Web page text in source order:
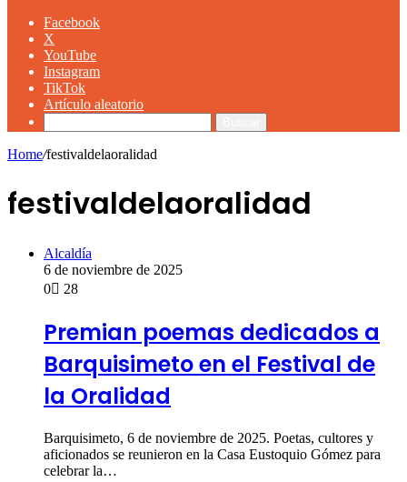
Facebook
X
YouTube
Instagram
TikTok
Artículo aleatorio
Home/festivaldelaoralidad
festivaldelaoralidad
Alcaldía
6 de noviembre de 2025
0
28
Premian poemas dedicados a
Barquisimeto en el Festival de
la Oralidad
Barquisimeto, 6 de noviembre de 2025. Poetas, cultores y
aficionados se reunieron en la Casa Eustoquio Gómez para
celebrar la…